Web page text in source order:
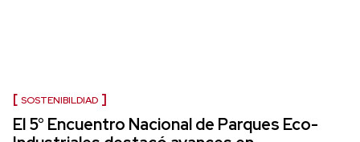
SOSTENIBILDIAD
El 5° Encuentro Nacional de Parques Eco-